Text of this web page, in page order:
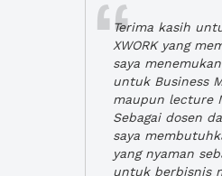
Terima kasih
XWORK yang
saya
untuk Business
maupun lecture
Sebagai dosen
saya
yang nyaman
untuk berbisnis